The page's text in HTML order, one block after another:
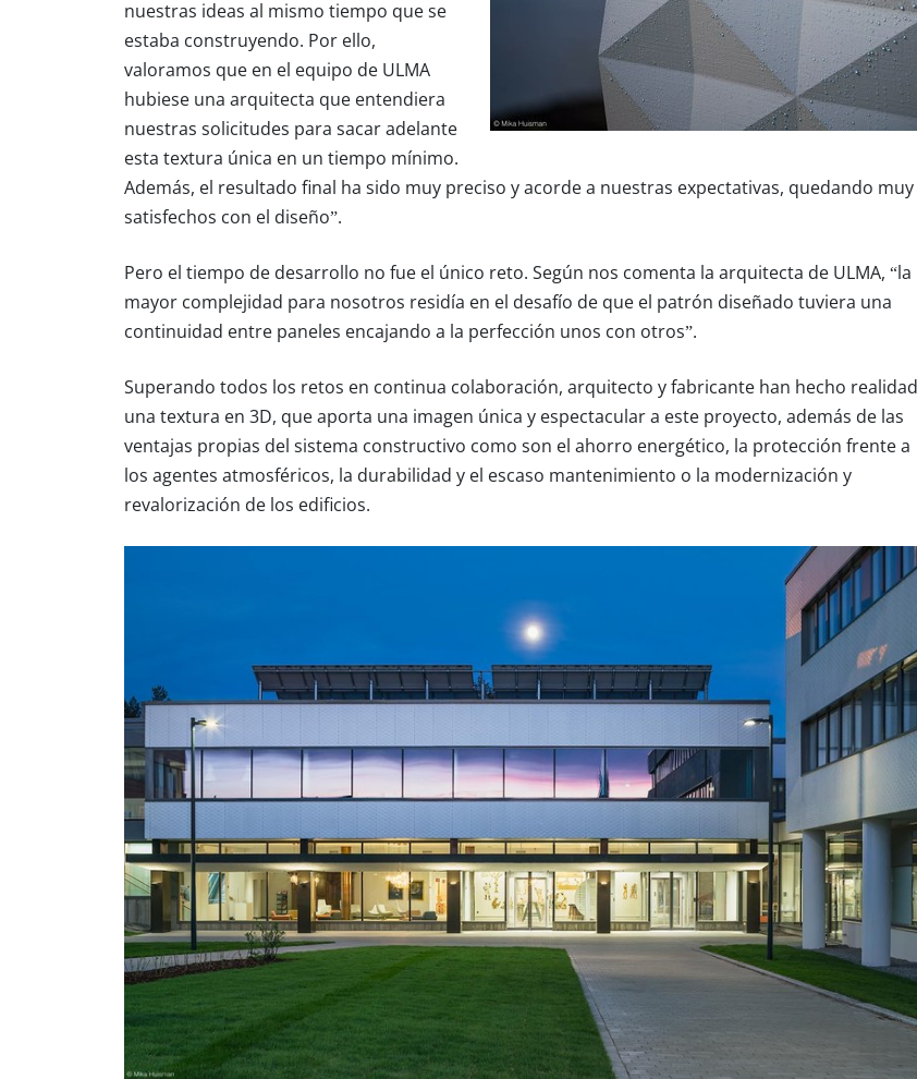
nuestras ideas al mismo tiempo que se
estaba construyendo. Por ello,
valoramos que en el equipo de ULMA
hubiese una arquitecta que entendiera
nuestras solicitudes para sacar adelante
esta textura única en un tiempo mínimo.
Además, el resultado final ha sido muy preciso y acorde a nuestras expectativas, quedando muy
satisfechos con el diseño”.
Pero el tiempo de desarrollo no fue el único reto. Según nos comenta la arquitecta de ULMA, “la
mayor complejidad para nosotros residía en el desafío de que el patrón diseñado tuviera una
continuidad entre paneles encajando a la perfección unos con otros”.
Superando todos los retos en continua colaboración, arquitecto y fabricante han hecho realidad
una textura en 3D, que aporta una imagen única y espectacular a este proyecto, además de las
ventajas propias del sistema constructivo como son el ahorro energético, la protección frente a
los agentes atmosféricos, la durabilidad y el escaso mantenimiento o la modernización y
revalorización de los edificios.